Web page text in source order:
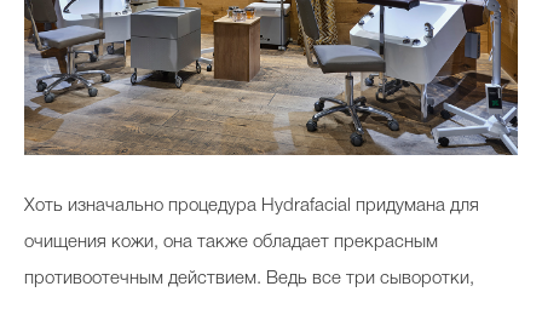
Хоть изначально процедура Hydrafacial придумана для
очищения кожи, она также обладает прекрасным
противоотечным действием. Ведь все три сыворотки,